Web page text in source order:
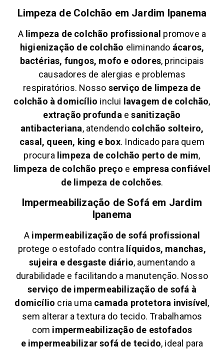
Limpeza de Colchão em Jardim Ipanema
A limpeza de colchão profissional promove a
higienização de colchão eliminando ácaros,
bactérias, fungos, mofo e odores, principais
causadores de alergias e problemas
respiratórios. Nosso serviço de limpeza de
colchão à domicílio inclui lavagem de colchão,
extração profunda esanitização
antibacteriana, atendendo colchão solteiro,
casal, queen, king e box. Indicado para quem
procura limpeza de colchão perto de mim,
limpeza de colchão preço e empresa confiável
de limpeza de colchões.
Impermeabilização de Sofá em Jardim
Ipanema
A impermeabilização de sofá profissional
protege o estofado contra líquidos, manchas,
sujeira e desgaste diário, aumentando a
durabilidade e facilitando a manutenção. Nosso
serviço de impermeabilização de sofá à
domicílio cria uma camada protetora invisível,
sem alterar a textura do tecido. Trabalhamos
com impermeabilização de estofados
e impermeabilizar sofá de tecido, ideal para